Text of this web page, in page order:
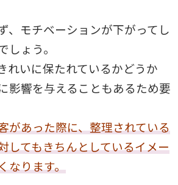
、モチベーションが下がってし
しょう。
れいに保たれているかどうか
影響を与えることもあるため要
があった際に、整理されている
してもきちんとしているイメー
なります。